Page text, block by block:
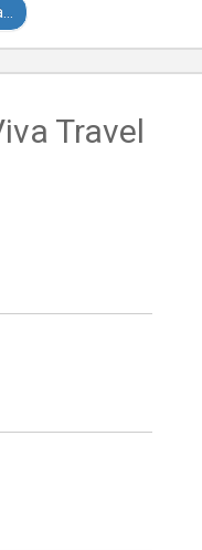
Travel